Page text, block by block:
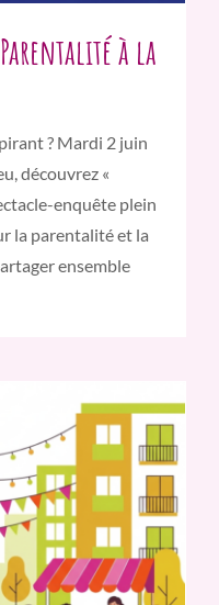
à la
? Mardi 2 juin
découvrez «
enquête plein
la parentalité et la
ensemble